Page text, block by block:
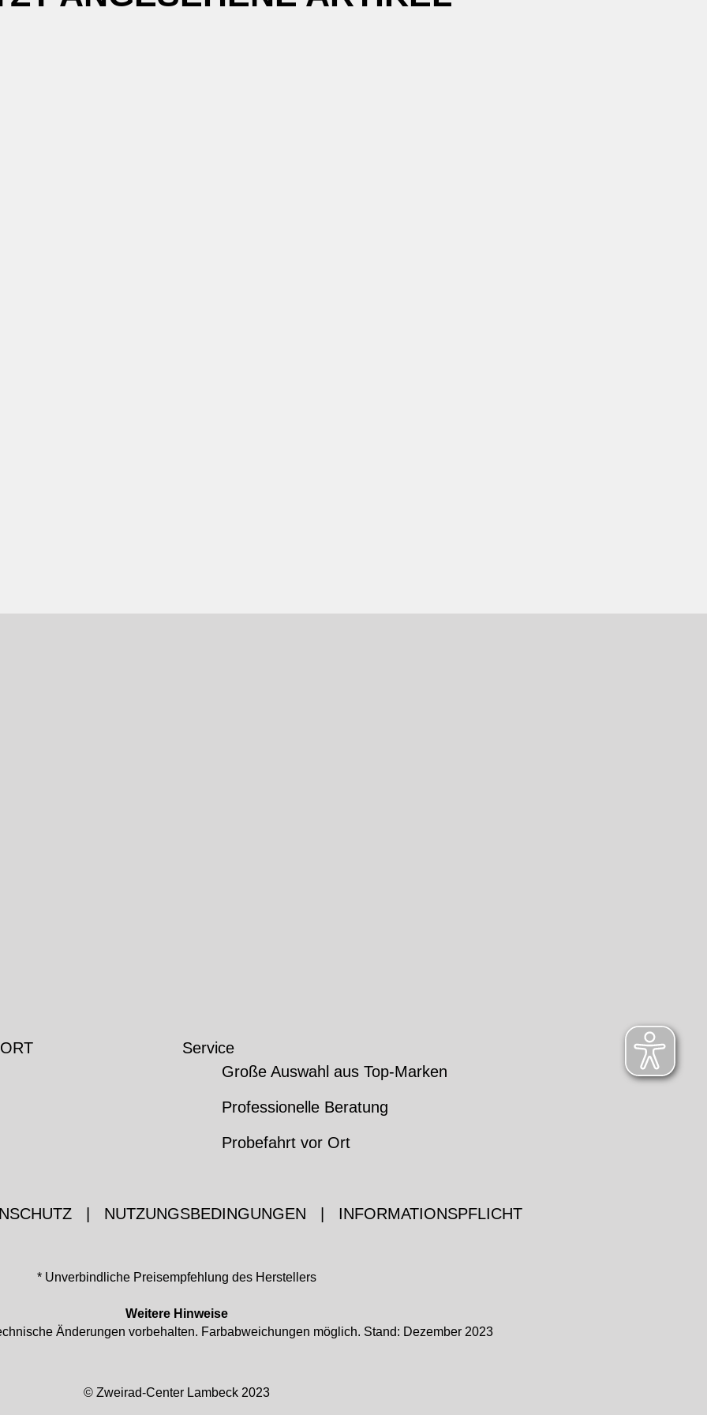
Service
Große Auswahl aus Top-Marken
Professionelle Beratung
Probefahrt vor Ort
NUTZUNGSBEDINGUNGEN INFORMATIONSPFLICHT
* Unverbindliche Preisempfehlung des Herstellers
Weitere Hinweise
Änderungen vorbehalten. Farbabweichungen möglich. Stand: Dezember 2023
© Zweirad-Center Lambeck 2023